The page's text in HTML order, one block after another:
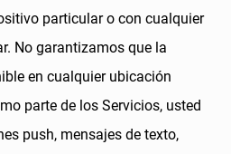
particular o con cualquier
No garantizamos que la
en cualquier ubicación
parte de los Servicios, usted
push, mensajes de texto,